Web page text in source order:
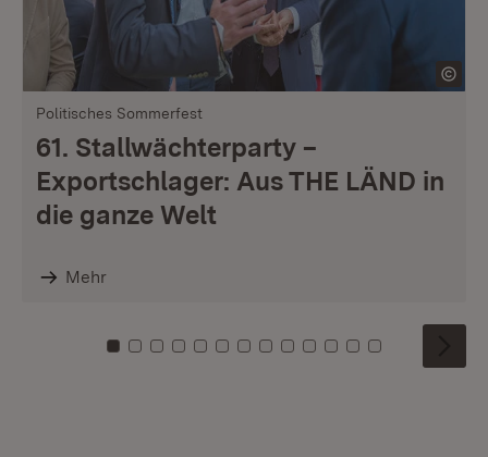
Politisches Sommerfest
61. Stallwächterparty –
Exportschlager: Aus THE LÄND in
die ganze Welt
Mehr
Zu Kachel: 0
Zu Kachel: 1
Zu Kachel: 2
Zu Kachel: 3
Zu Kachel: 4
Zu Kachel: 5
Zu Kachel: 6
Zu Kachel: 7
Zu Kachel: 8
Zu Kachel: 9
Zu Kachel: 10
Zu Kachel: 11
Zu Kachel: